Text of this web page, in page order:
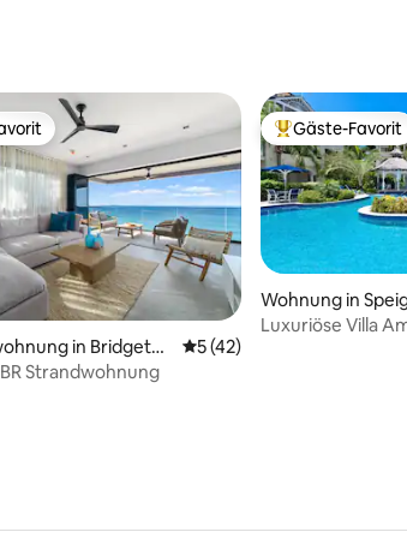
4,98 von 5, 63 Bewertungen
4,93 von 5, 14 Bewertungen
Favorit.
in Bridgeto
Durchschnittliche
5 (42)
Strandwohnung
Beliebter Gäste-
Gäste-Favorit
Wohnung in
Luxuriöse Villa